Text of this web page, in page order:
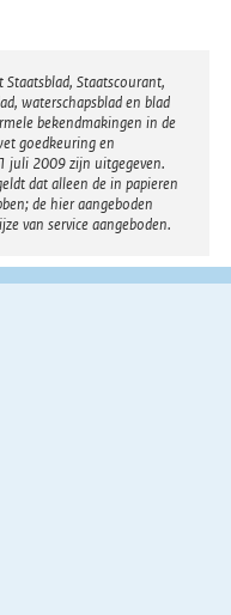
Staatscourant,
waterschapsblad en blad
bekendmakingen in de
goedkeuring en
juli 2009 zijn uitgegeven.
dat alleen de in papieren
de hier aangeboden
van service aangeboden.